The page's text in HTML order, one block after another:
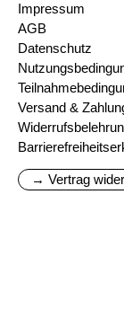
Impressum
AGB
Datenschutz
Versand &
→ Vertrag